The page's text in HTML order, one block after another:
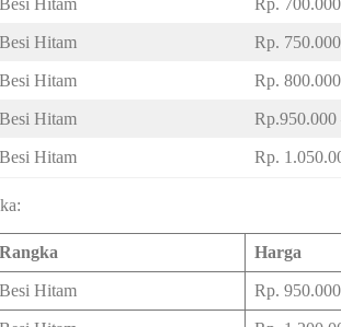
Besi Hitam Rp.
Besi Hitam Rp.
Besi Hitam Rp.
Besi Hitam Rp.950.000
Besi Hitam Rp.
Rangka Harga
Besi Hitam Rp.